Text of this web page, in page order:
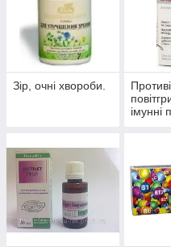
Зір, очні хвороби.
імунні